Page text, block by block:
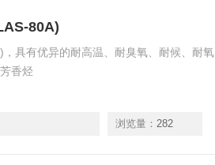
80A)
具有优异的耐高温、耐臭氧、耐候、耐氧
香烃
浏览量： 282